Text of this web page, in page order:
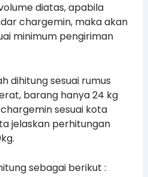
diatas, apabila
chargemin, maka akan
minimum pengiriman
dihitung sesuai rumus
barang hanya 24 kg
sesuai kota
jelaskan perhitungan
sebagai berikut :